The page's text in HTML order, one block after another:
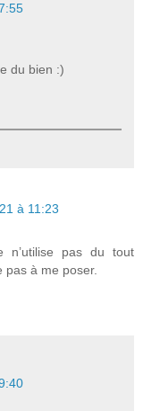
du bien :)
à 11:23
n’utilise pas du tout
pas à me poser.